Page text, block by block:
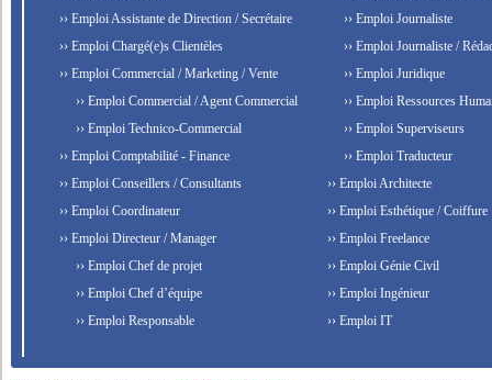
›› Emploi Assistante de Direction / Secrétaire
›› Emploi Chargé(e)s Clientèles
›› Emploi Commercial / Marketing / Vente
›› Emploi Commercial / Agent Commercial
›› Emploi Technico-Commercial
›› Emploi Comptabilité - Finance
›› Emploi Conseillers / Consultants
›› Emploi Coordinateur
›› Emploi Directeur / Manager
›› Emploi Chef de projet
›› Emploi Chef d’équipe
›› Emploi Responsable
›› Emploi Journaliste
›› Emploi Journaliste /
›› Emploi Juridique
›› Emploi Ressources
›› Emploi Superviseurs
›› Emploi Traducteur
›› Emploi Architecte
›› Emploi Esthétique / Coiffure
›› Emploi Freelance
›› Emploi Génie Civil
›› Emploi Ingénieur
›› Emploi IT